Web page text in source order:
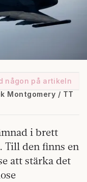
någon på artikeln
Montgomery / TT
i brett
den finns en
att stärka det